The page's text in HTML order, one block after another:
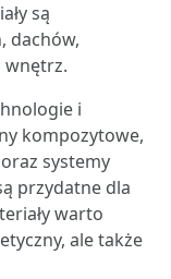
są
dachów,
wnętrz.
i
kompozytowe,
systemy
przydatne dla
warto
ale także